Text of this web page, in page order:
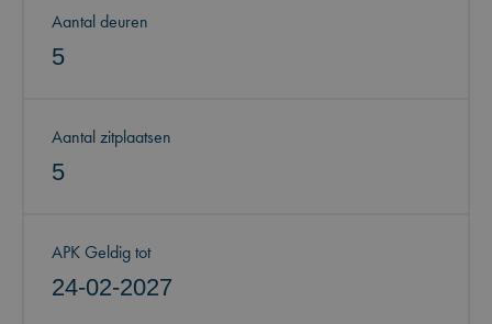
Aantal deuren
5
Aantal zitplaatsen
5
APK Geldig tot
24-02-2027